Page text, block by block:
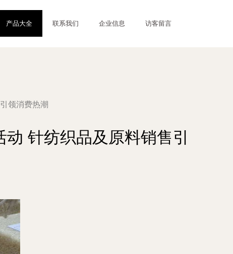
产品大全 联系我们 企业信息 访客留言
领消费热潮
针纺织品及原料销售引